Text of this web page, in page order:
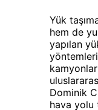
Yük
hem de
yapılan
Dominik
hava yolu